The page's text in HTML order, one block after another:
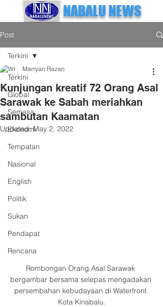
NABALU NEWS
Post
Terkini
Global
Semasa
Ekonomi
Tempatan
Nasional
English
Politik
Sukan
Pendapat
Rencana
Terkini
Kunjungan kreatif 72 Orang Asal
Sarawak ke Sabah meriahkan
sambutan Kaamatan
Marryan Razan
Updated:May 2, 2022
Rombongan Orang Asal Sarawak
bergambar bersama selepas mengadakan
persembahan kebudayaan di Waterfront
Kota Kinabalu.